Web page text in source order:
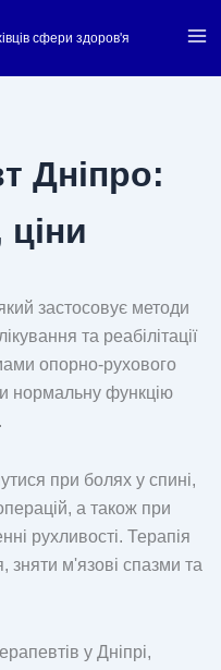
сфери здоров'я
Дніпро:
ціни
застосовує методи
та реабілітації
опорно-рухового
нормальну функцію
при болях у спині,
а також при
рухливості. Терапія
м'язові спазми та
у Дніпрі,